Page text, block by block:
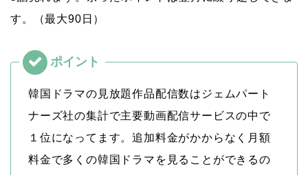
す。（最大90日）
韓国ドラマの見放題作品配信数はジェムパート
ナーズ社の集計で主要動画配信サービスの中で
１位になってます。追加料金がかからなく月額
料金で多くの韓国ドラマを見ることができるの